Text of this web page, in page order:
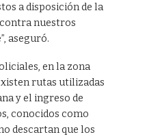
a disposición de la
nuestros
aseguró.
en la zona
rutas utilizadas
y el ingreso de
conocidos como
descartan que los